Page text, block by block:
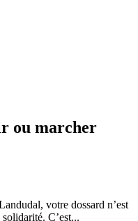
ou marcher
votre dossard n’est
C’est...